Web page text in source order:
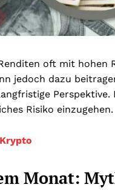
oft mit hohen
jedoch dazu
Perspektive.
Risiko einzugehen.
Monat: